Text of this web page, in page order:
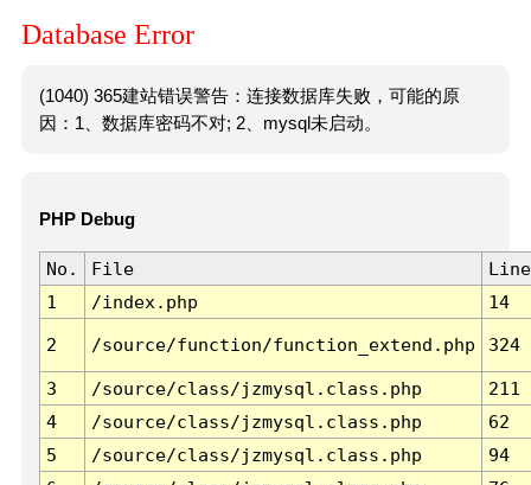
Database Error
(1040) 365建站错误警告：连接数据库失败，可能的原
因：1、数据库密码不对; 2、mysql未启动。
PHP Debug
No. File
Line
1
/index.php 14
2 /source/function/function_extend.php 324
3 /source/class/jzmysql.class.php
211
4
/source/class/jzmysql.class.php
62
5
/source/class/jzmysql.class.php
94